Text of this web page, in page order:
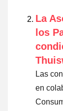
La
los
Las
en